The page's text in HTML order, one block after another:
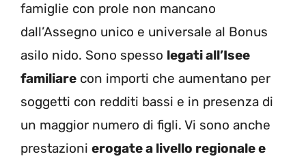
famiglie con prole non mancano
dall’Assegno unico e universale al Bonus
asilo nido. Sono spesso legati all’Isee
familiare con importi che aumentano per
soggetti con redditi bassi e in presenza di
un maggior numero di figli. Vi sono anche
prestazioni erogate a livello regionale e